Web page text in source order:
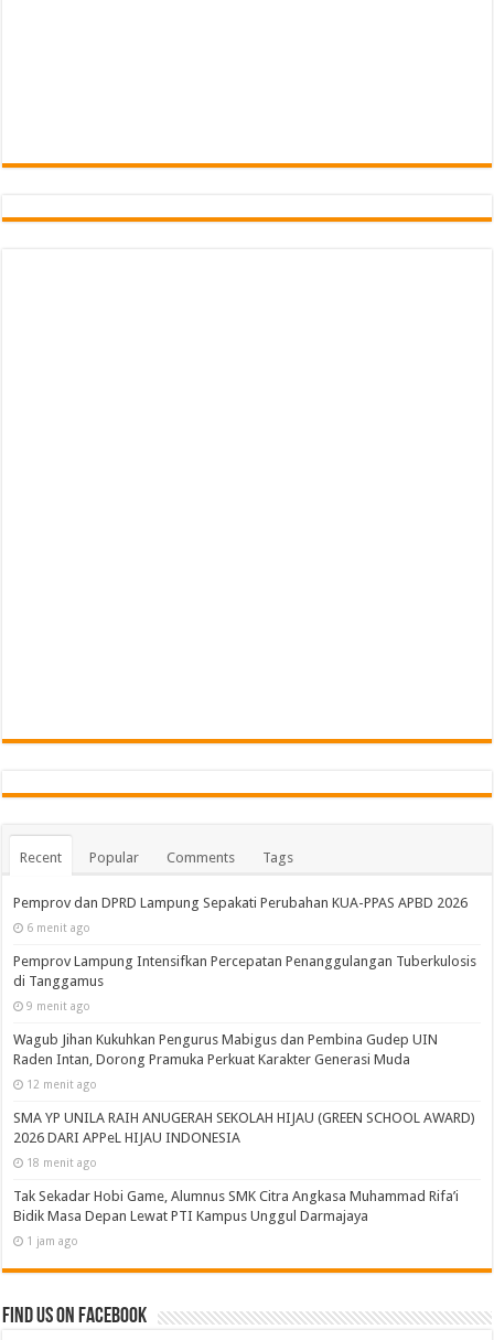
Recent Popular Comments Tags
Pemprov dan DPRD Lampung Sepakati Perubahan KUA-PPAS APBD 2026
6 menit ago
Pemprov Lampung Intensifkan Percepatan Penanggulangan Tuberkulosis
di Tanggamus
9 menit ago
Wagub Jihan Kukuhkan Pengurus Mabigus dan Pembina Gudep UIN
Raden Intan, Dorong Pramuka Perkuat Karakter Generasi Muda
12 menit ago
SMA YP UNILA RAIH ANUGERAH SEKOLAH HIJAU (GREEN SCHOOL AWARD)
2026 DARI APPeL HIJAU INDONESIA
18 menit ago
Tak Sekadar Hobi Game, Alumnus SMK Citra Angkasa Muhammad Rifa’i
Bidik Masa Depan Lewat PTI Kampus Unggul Darmajaya
1 jam ago
Find us on Facebook